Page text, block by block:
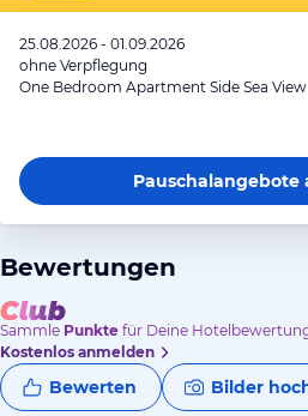
25.08.2026 - 01.09.2026
ohne Verpflegung
One Bedroom Apartment Side Sea View
Pauschalangebote
Bewertungen
Sammle Punkte für Deine
Kostenlos anmelden
Bewerten Bilder